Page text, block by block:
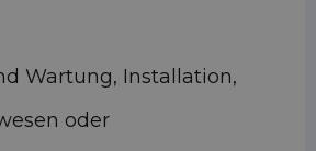
Wartung, Installation,
oder